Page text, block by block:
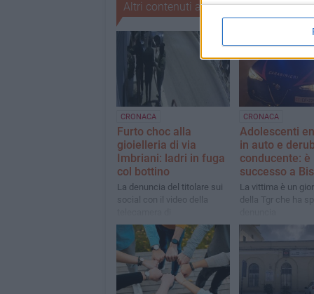
Altri contenuti a tema
CRONACA
Furto choc alla
gioielleria di via
Imbriani: ladri in fuga
col bottino
La denuncia del titolare sui
social con il video della
videosorveglianza. È il
quarto (tentato) furto in un
negozio di preziosi da
dicembre
CRONACA
Adolescenti
in auto e
conducente: è
successo a
La vittima è un
della Tgr che ha